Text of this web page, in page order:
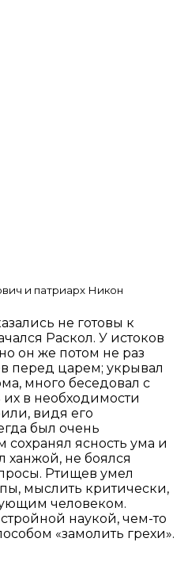
и патриарх Никон
не готовы к
Раскол. У истоков
он же потом не раз
перед царем; укрывал
много беседовал с
в необходимости
видя его
был очень
сохранял ясность ума и
ханжой, не боялся
Ртищев умел
мыслить критически,
человеком.
наукой, чем-то
«замолить грехи».